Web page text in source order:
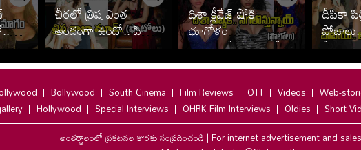
చీరలో త్రిష ఎంత
అందంగా ఉందో.. పిక్స్
వైరల్
దిశా క్లీవేజ్ షోకి
భూగోళం
బద్దలవుతోంది.. ఫొటోలు
వైరల్
దీపికా
Bollywood South Cinema Film Reviews OTT Videos Web-
Hollywood Special Interviews OHRK Film Interviews Oldies Short
అంతర్జాలంలో ప్రకటనల కొరకు సంప్రదించండి|For internet advertisement and